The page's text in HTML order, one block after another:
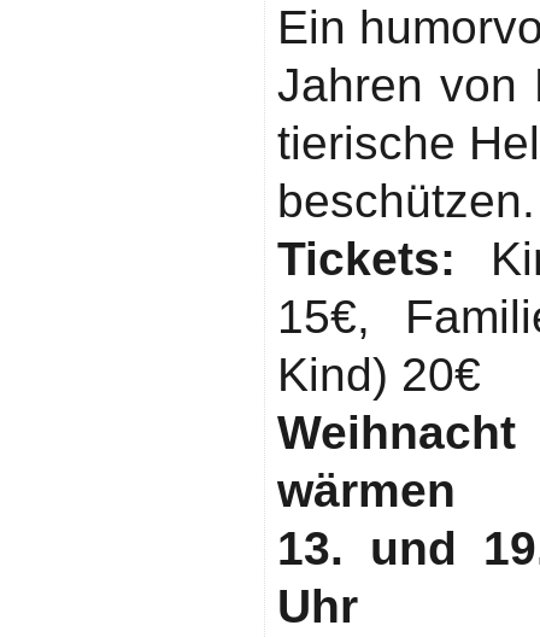
Ein
Jahren von
tierische
beschützen.
Tickets:
15€,
Kind) 20€
wärmen
13. und
Uhr